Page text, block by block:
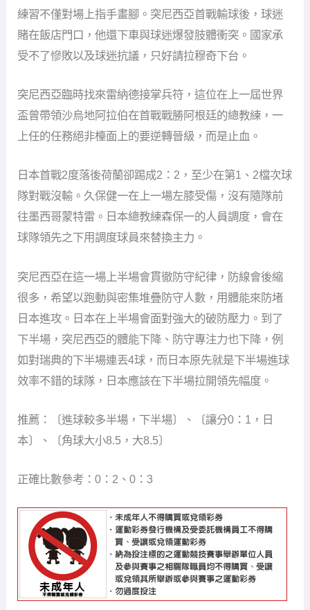
練習不僅對場上指手畫腳。突尼西亞首戰輸球後，球迷
賭在飯店門口，他還下車與球迷爆發肢體衝突。國家承
受不了慘敗以及球迷抗議，只好請拉穆奇下台。
突尼西亞臨時找來雷納德接掌兵符，這位在上一屆世界
盃曾帶領沙烏地阿拉伯在首戰戰勝阿根廷的總教練，一
上任的任務絕非檯面上的要逆轉晉級，而是止血。
日本首戰2度落後荷蘭卻踢成2：2，至少在第1、2檔次球
隊對戰沒輸。久保健一在上一場左膝受傷，沒有隨隊前
往墨西哥蒙特雷。日本總教練森保一的人員調度，會在
球隊領先之下用調度球員來替換主力。
突尼西亞在這一場上半場會貫徹防守紀律，防線會後縮
很多，希望以跑動與密集堆疊防守人數，用體能來防堵
日本進攻。日本在上半場會面對強大的破防壓力。到了
下半場，突尼西亞的體能下降、防守專注力也下降，例
如對瑞典的下半場連丟4球，而日本原先就是下半場進球
效率不錯的球隊，日本應該在下半場拉開領先幅度。
推薦：〔進球較多半場，下半場〕、〔讓分0：1，日
本〕、〔角球大小8.5，大8.5〕
正確比數參考：0：2、0：3